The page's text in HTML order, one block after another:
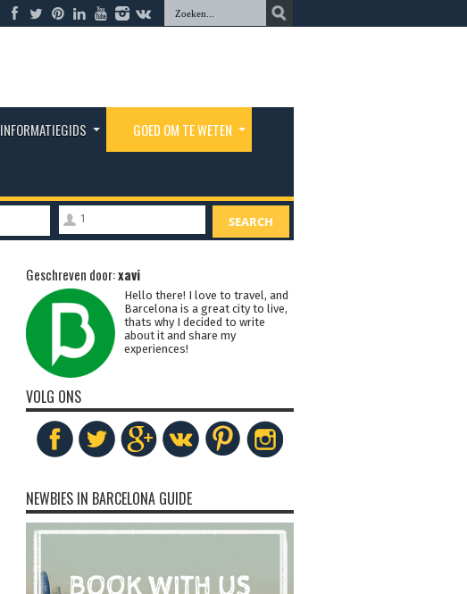
INFORMATIEGIDS GOED OM TE WETEN
1 SEARCH
Geschreven door:xavi
Hello there! I love to travel, and
Barcelona is a great city to live,
thats why I decided to write
about it and share my
experiences!
VOLG ONS
NEWBIES IN BARCELONA GUIDE